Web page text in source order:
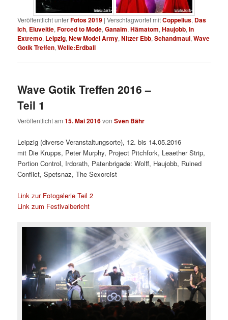
Veröffentlicht unterFotos 2019 |Verschlagwortet mitCoppelius, Das
Ich, Eluveitie,Forced to Mode,Ganaim,Hämatom,Haujobb,In
Extremo, Leipzig,New Model Army,Nitzer Ebb,Schandmaul,Wave
Gotik Treffen,Welle:Erdball
Wave Gotik Treffen 2016 –
Teil 1
Veröffentlicht am15. Mai 2016vonSven Bähr
Leipzig (diverse Veranstaltungsorte), 12. bis 14.05.2016
mit Die Krupps, Peter Murphy, Project Pitchfork, Leaether Strip,
Portion Control, Irdorath, Patenbrigade: Wolff, Haujobb, Ruined
Conflict, Spetsnaz, The Sexorcist
Link zur Fotogalerie Teil 2
Link zum Festivalbericht